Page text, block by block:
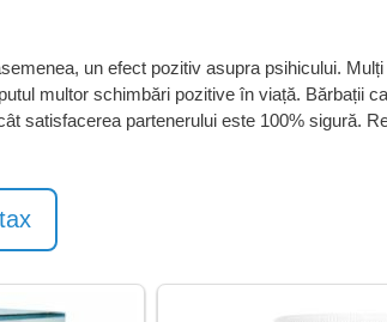
un efect pozitiv asupra psihicului.
multor schimbări pozitive în viață. Bărbații
satisfacerea partenerului este 100% sigură.